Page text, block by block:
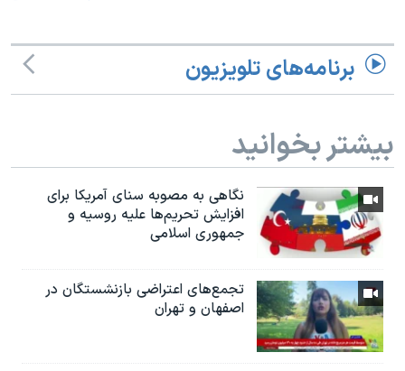
برنامه‌های تلویزیون
بیشتر بخوانید
نگاهی به مصوبه سنای آمریکا برای
افزایش تحریم‌ها علیه روسیه و
جمهوری اسلامی
تجمع‌های اعتراضی بازنشستگان در
اصفهان و تهران